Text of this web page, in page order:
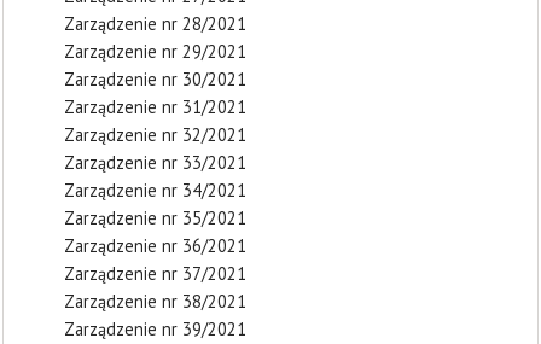
Zarządzenie nr 28/2021
Zarządzenie nr 29/2021
Zarządzenie nr 30/2021
Zarządzenie nr 31/2021
Zarządzenie nr 32/2021
Zarządzenie nr 33/2021
Zarządzenie nr 34/2021
Zarządzenie nr 35/2021
Zarządzenie nr 36/2021
Zarządzenie nr 37/2021
Zarządzenie nr 38/2021
Zarządzenie nr 39/2021